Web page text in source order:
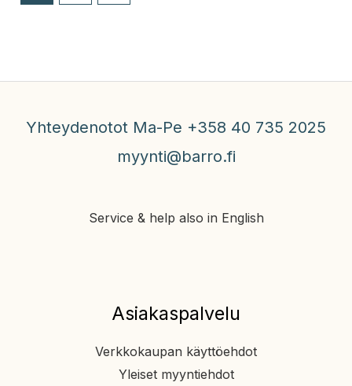
Yhteydenotot Ma-Pe +358 40 735 2025
myynti@barro.fi
Service & help also in English
Asiakaspalvelu
Verkkokaupan käyttöehdot
Yleiset myyntiehdot